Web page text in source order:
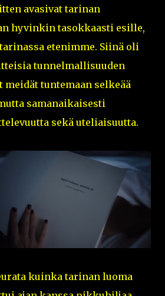
avasivat tarinan
hyvinkin tasokkaasti esille,
etenimme. Siinä oli
tunnelmallisuuden
meidät tuntemaan selkeää
samanaikaisesti
sekä uteliaisuutta.
kuinka tarinan luoma